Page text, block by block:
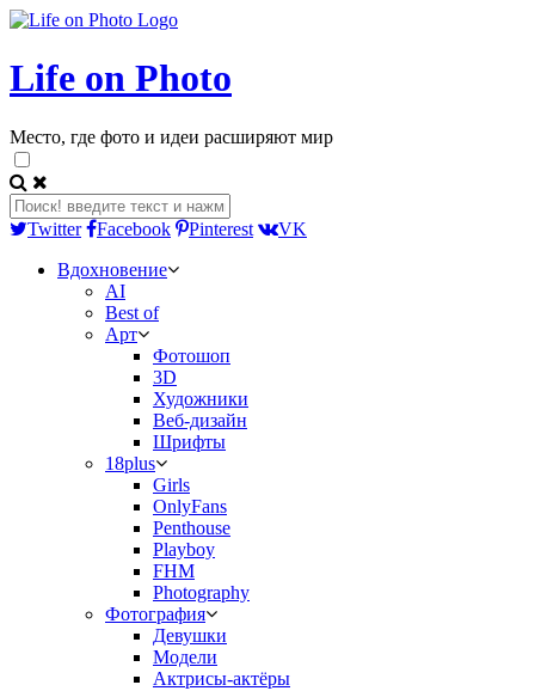
Life on Photo
Место, где фото и идеи расширяют мир
Twitter Facebook Pinterest
VK
Вдохновение
AI
Best of
Арт
Фотошоп
3D
Художники
Веб-дизайн
Шрифты
18plus
Girls
OnlyFans
Penthouse
Playboy
FHM
Photography
Фотография
Девушки
Модели
Актрисы-актёры